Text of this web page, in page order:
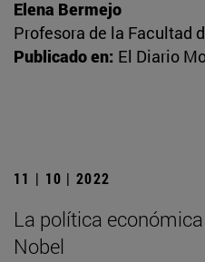
Elena Bermejo
Profesora de la Facultad
Publicado en: El Diario
11 | 10 | 2022
La política
Nobel